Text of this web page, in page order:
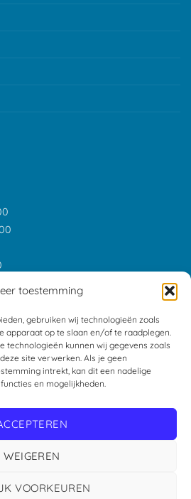
toestemming
gebruiken wij technologieën zoals
apparaat op te slaan en/of te raadplegen.
technologieën kunnen wij gegevens zoals
site verwerken. Als je geen
intrekt, kan dit een nadelige
en mogelijkheden.
WEIGEREN
VOORKEUREN